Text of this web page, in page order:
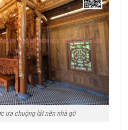
ưa chuộng lát nền nhà gỗ